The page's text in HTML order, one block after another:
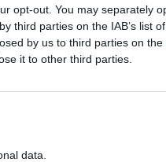
opt-out. You may separately
third parties on the IAB’s list
by us to third parties on the
it to other third parties.
data.